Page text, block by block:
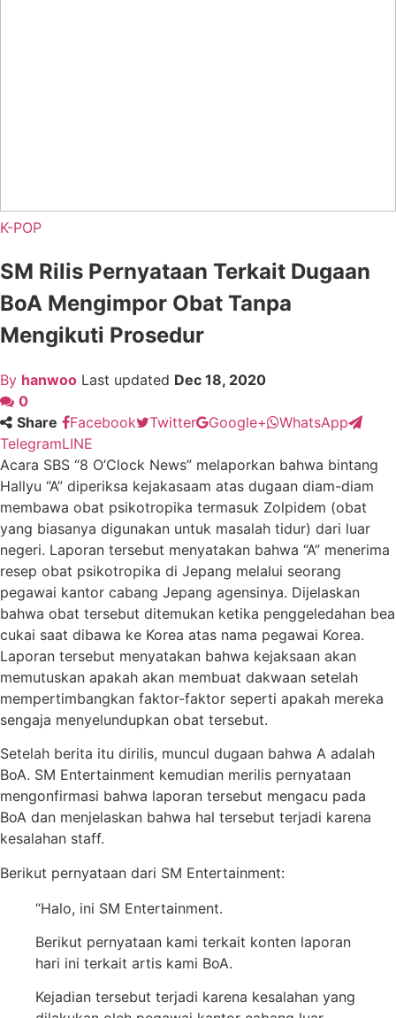
K-POP
SM Rilis Pernyataan Terkait Dugaan
BoA Mengimpor Obat Tanpa
Mengikuti Prosedur
By hanwoo Last updated Dec 18, 2020
0
Share
Facebook Twitter Google+
WhatsApp
TelegramLINE
Acara SBS “8 O’Clock News” melaporkan bahwa bintang
Hallyu “A” diperiksa kejakasaam atas dugaan diam-diam
membawa obat psikotropika termasuk Zolpidem (obat
yang biasanya digunakan untuk masalah tidur) dari luar
negeri. Laporan tersebut menyatakan bahwa “A” menerima
resep obat psikotropika di Jepang melalui seorang
pegawai kantor cabang Jepang agensinya. Dijelaskan
bahwa obat tersebut ditemukan ketika penggeledahan bea
cukai saat dibawa ke Korea atas nama pegawai Korea.
Laporan tersebut menyatakan bahwa kejaksaan akan
memutuskan apakah akan membuat dakwaan setelah
mempertimbangkan faktor-faktor seperti apakah mereka
sengaja menyelundupkan obat tersebut.
Setelah berita itu dirilis, muncul dugaan bahwa A adalah
BoA. SM Entertainment kemudian merilis pernyataan
mengonfirmasi bahwa laporan tersebut mengacu pada
BoA dan menjelaskan bahwa hal tersebut terjadi karena
kesalahan staff.
Berikut pernyataan dari SM Entertainment:
“Halo, ini SM Entertainment.
Berikut pernyataan kami terkait konten laporan
hari ini terkait artis kami BoA.
Kejadian tersebut terjadi karena kesalahan yang